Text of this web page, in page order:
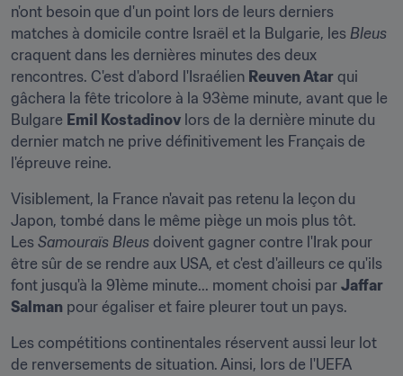
n'ont besoin que d'un point lors de leurs derniers
matches à domicile contre Israël et la Bulgarie, les Bleus
craquent dans les dernières minutes des deux
rencontres. C'est d'abord l'Israélien Reuven Atar qui
gâchera la fête tricolore à la 93ème minute, avant que le
Bulgare Emil Kostadinov lors de la dernière minute du
dernier match ne prive définitivement les Français de
l'épreuve reine.
Visiblement, la France n'avait pas retenu la leçon du
Japon, tombé dans le même piège un mois plus tôt.
Les Samouraïs Bleus doivent gagner contre l'Irak pour
être sûr de se rendre aux USA, et c'est d'ailleurs ce qu'ils
font jusqu'à la 91ème minute... moment choisi par Jaffar
Salman pour égaliser et faire pleurer tout un pays.
Les compétitions continentales réservent aussi leur lot
de renversements de situation. Ainsi, lors de l'UEFA